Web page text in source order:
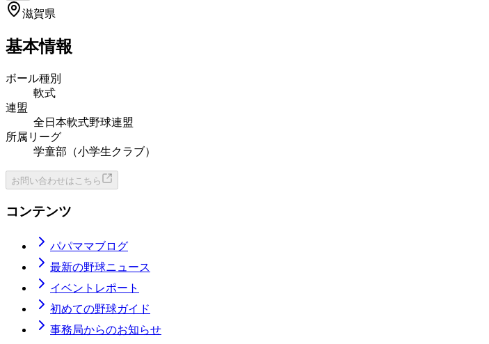
滋賀県
基本情報
ボール種別
軟式
連盟
全日本軟式野球連盟
所属リーグ
学童部（小学生クラブ）
お問い合わせはこちら
コンテンツ
パパママブログ
最新の野球ニュース
イベントレポート
初めての野球ガイド
事務局からのお知らせ